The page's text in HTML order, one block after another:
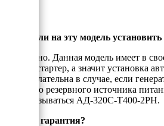
Можно ли на эту модель
Да, можно. Данная модель имеет в
электростартер, а значит установка
даже желательна в случае, если
функцию резервного источника
будет называться АД-320С-Т400-2РН.
Есть ли гарантия?